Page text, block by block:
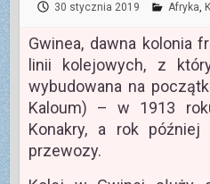
30 stycznia 2019 Afryka,
Gwinea, dawna kolonia
linii kolejowych, z
wybudowana na
Kaloum) – w 1913
Konakry, a rok później
przewozy.